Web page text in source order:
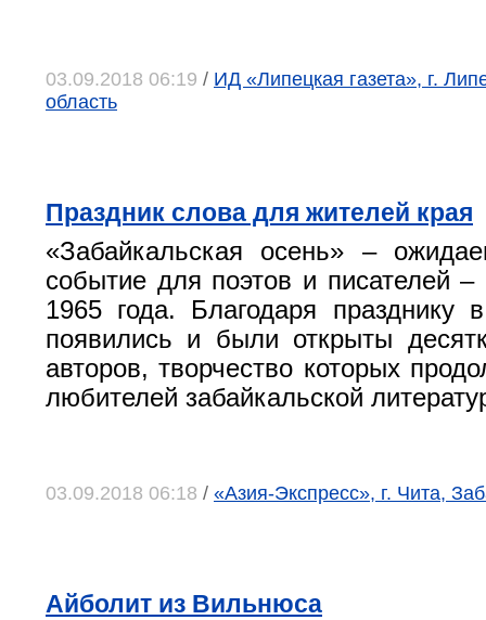
03.09.2018 06:19 / ИД «Липецкая газета», г.
область
Праздник слова для жителей края
«Забайкальская осень» –
событие для поэтов и писателей –
1965 года. Благодаря празднику
появились и были открыты
авторов, творчество которых
любителей забайкальской
03.09.2018 06:18 / «Азия-Экспресс», г. Чита,
Айболит из Вильнюса